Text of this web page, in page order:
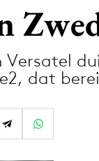
dat